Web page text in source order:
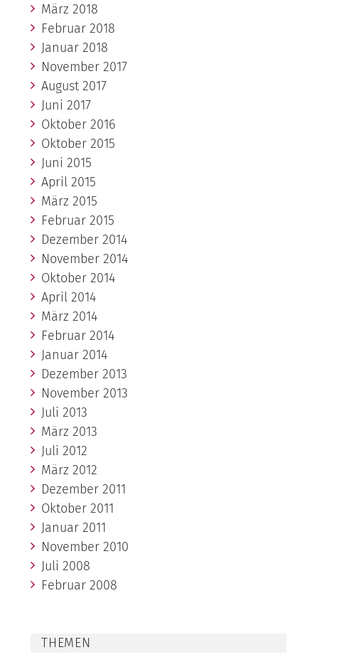
März 2018
Februar 2018
Januar 2018
November 2017
August 2017
Juni 2017
Oktober 2016
Oktober 2015
Juni 2015
April 2015
März 2015
Februar 2015
Dezember 2014
November 2014
Oktober 2014
April 2014
März 2014
Februar 2014
Januar 2014
Dezember 2013
November 2013
Juli 2013
März 2013
Juli 2012
März 2012
Dezember 2011
Oktober 2011
Januar 2011
November 2010
Juli 2008
Februar 2008
THEMEN